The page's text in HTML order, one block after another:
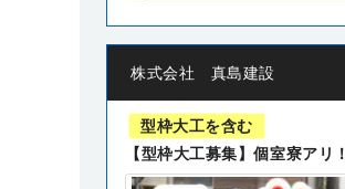
株式会社 真島建設
型枠大工を含む
【型枠大工募集】個室寮アリ